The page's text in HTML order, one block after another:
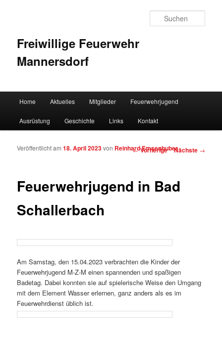
Freiwillige Feuerwehr
Mannersdorf
Zum Inhalt wechseln
Zum sekundären Inhalt wechseln
Home Aktuelles Mitglieder Feuerwehrjugend
Ausrüstung Geschichte Links Kontakt
Artikelnavigation
←Vorherige Nächste →
Feuerwehrjugend in Bad
Schallerbach
Veröffentlicht am18. April 2023von Reinhard Emsenhuber
Am Samstag, den 15.04.2023 verbrachten die Kinder der
Feuerwehrjugend M-Z-M einen spannenden und spaßigen
Badetag. Dabei konnten sie auf spielerische Weise den Umgang
mit dem Element Wasser erlernen, ganz anders als es im
Feuerwehrdienst üblich ist.